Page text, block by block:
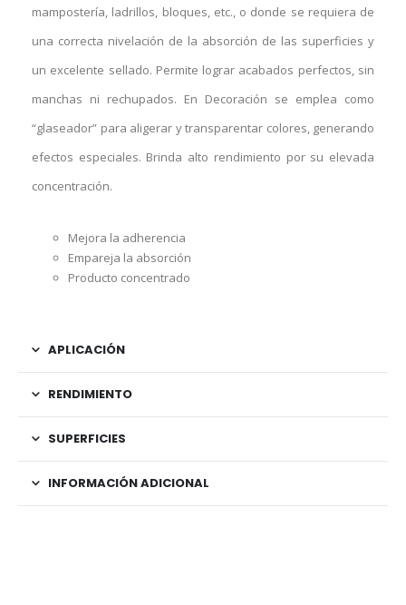
mampostería, ladrillos, bloques, etc., o donde se requiera de
una correcta nivelación de la absorción de las superficies y
un excelente sellado. Permite lograr acabados perfectos, sin
manchas ni rechupados. En Decoración se emplea como
“glaseador” para aligerar y transparentar colores, generando
efectos especiales. Brinda alto rendimiento por su elevada
concentración.
Mejora la adherencia
Empareja la absorción
Producto concentrado
APLICACIÓN
RENDIMIENTO
SUPERFICIES
INFORMACIÓN ADICIONAL